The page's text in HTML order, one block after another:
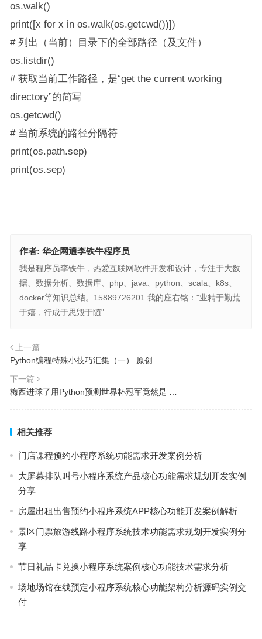
os.walk()
print([x for x in os.walk(os.getcwd())])
# 列出（当前）目录下的全部路径（及文件）
os.listdir()
# 获取当前工作路径，是“get the current working
directory”的简写
os.getcwd()
# 当前系统的路径分隔符
print(os.path.sep)
print(os.sep)
作者: 华企网通李铁牛程序员
我是程序员李铁牛，热爱互联网软件开发和设计，专注于大数
据、数据分析、数据库、php、java、python、scala、k8s、
docker等知识总结。15889726201 我的座右铭："业精于勤荒
于嬉，行成于思毁于随"
上一篇
Python编程特殊小技巧汇集（一） 原创
下一篇
梅西进球了用Python预测世界杯冠军竟然是 …
相关推荐
门店课程预约小程序系统功能需求开发案例分析
大屏幕排队叫号小程序系统产品核心功能需求规划开发实例
分享
房屋出租出售预约小程序系统APP核心功能开发案例解析
景区门票旅游线路小程序系统技术功能需求规划开发实例分
享
节日礼品卡兑换小程序系统案例核心功能技术需求分析
场地场馆在线预定小程序系统核心功能架构分析源码实例交
付